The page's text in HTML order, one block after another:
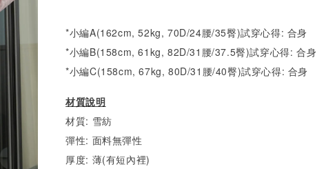
*小編A(162cm, 52kg, 70D/24腰/35臀)試穿心得: 合身
*小編B(158cm, 61kg, 82D/31腰/37.5臀)試穿心得: 合身
*小編C(158cm, 67kg, 80D/31腰/40臀)試穿心得: 合身
材質說明
材質: 雪紡
彈性: 面料無彈性
厚度: 薄(有短內裡)